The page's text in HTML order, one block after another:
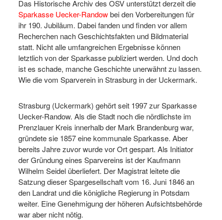
Das Historische Archiv des OSV unterstützt derzeit die
Sparkasse Uecker-Randowbei den Vorbereitungen für
ihr 190. Jubiläum. Dabei fanden und finden vor allem
Recherchen nach Geschichtsfakten und Bildmaterial
statt. Nicht alle umfangreichen Ergebnisse können
letztlich von der Sparkasse publiziert werden. Und doch
ist es schade, manche Geschichte unerwähnt zu lassen.
Wie die vom Sparverein in Strasburg in der Uckermark.
Strasburg (Uckermark) gehört seit 1997 zur Sparkasse
Uecker-Randow. Als die Stadt noch die nördlichste im
Prenzlauer Kreis innerhalb der Mark Brandenburg war,
gründete sie 1857 eine kommunale Sparkasse. Aber
bereits Jahre zuvor wurde vor Ort gespart. Als Initiator
der Gründung eines Sparvereins ist der Kaufmann
Wilhelm Seidel überliefert. Der Magistrat leitete die
Satzung dieser Spargesellschaft vom 16. Juni 1846 an
den Landrat und die königliche Regierung in Potsdam
weiter. Eine Genehmigung der höheren Aufsichtsbehörde
war aber nicht nötig.